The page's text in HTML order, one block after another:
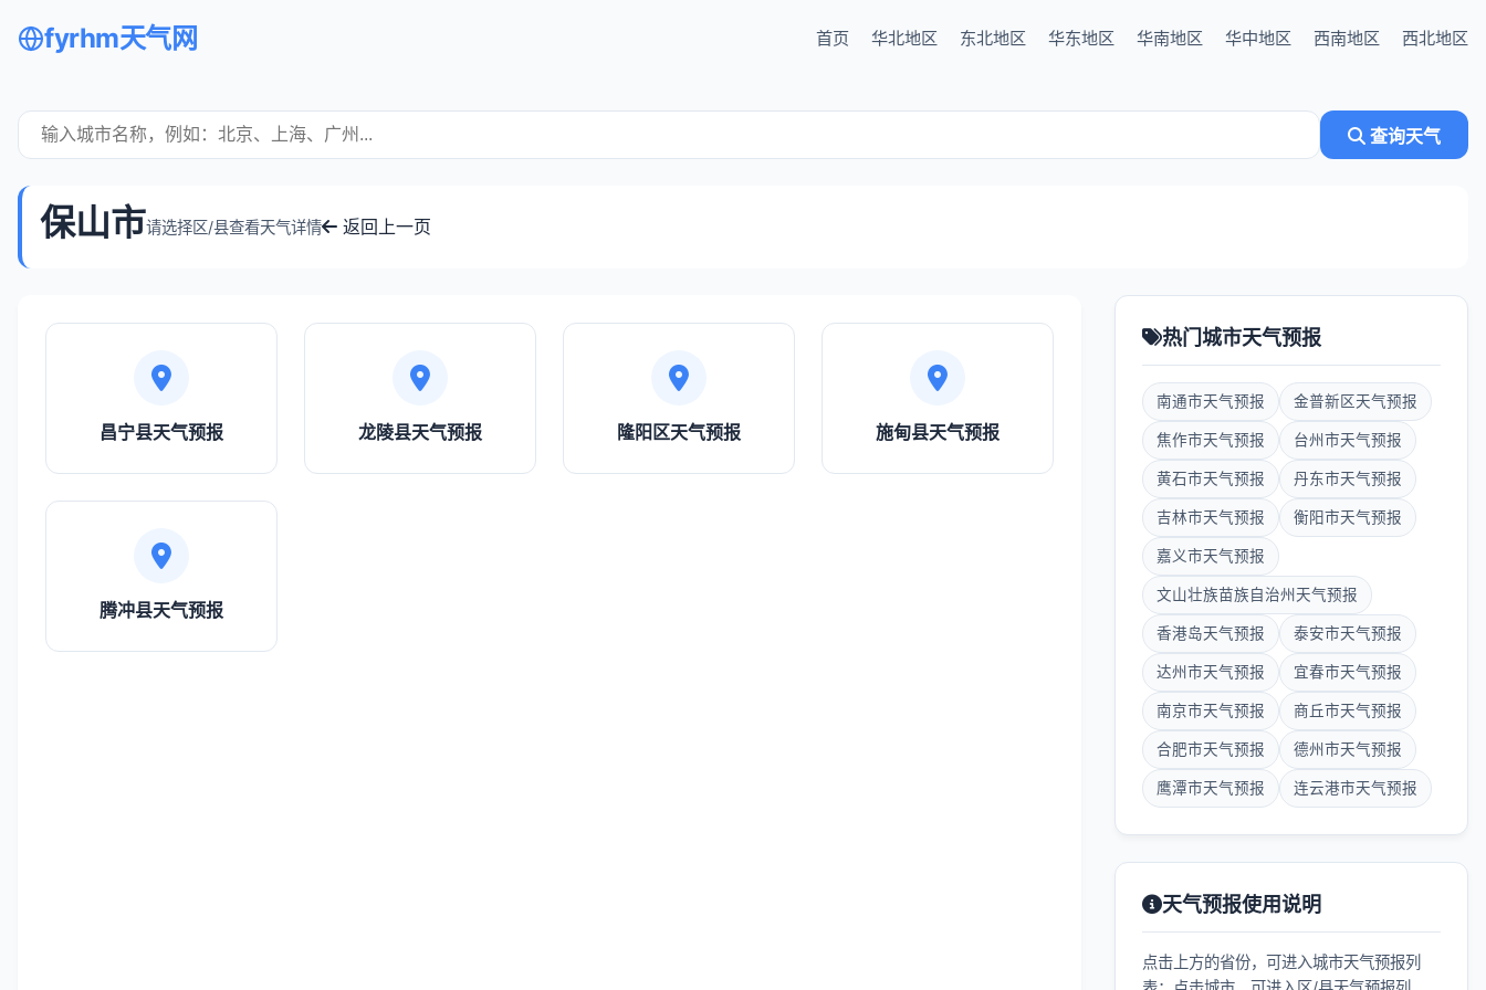
fyrhm天气网 首页 华北地区 东北地区 华东地区 华南地区 华中地区 西南地区 西北地区
查询天气
保山市请选择区/县查看天气详情 返回上一页
昌宁县天气预报 龙陵县天气预报 隆阳区天气预报 施甸县天气预报
腾冲县天气预报
热门城市天气预报
南通市天气预报 金普新区天气预报
焦作市天气预报 台州市天气预报
黄石市天气预报 丹东市天气预报
吉林市天气预报 衡阳市天气预报
嘉义市天气预报
文山壮族苗族自治州天气预报
香港岛天气预报 泰安市天气预报
达州市天气预报 宜春市天气预报
南京市天气预报 商丘市天气预报
合肥市天气预报 德州市天气预报
鹰潭市天气预报 连云港市天气预报
天气预报使用说明
点击上方的省份，可进入城市天气预报列